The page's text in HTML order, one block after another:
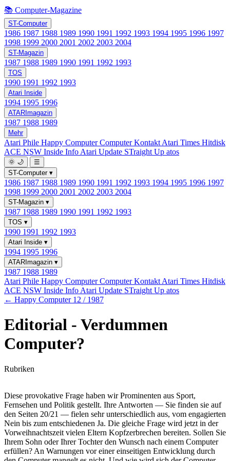
📚 Computer-Magazine
ST-Computer
1986 1987 1988 1989 1990 1991 1992 1993 1994 1995 1996 1997
1998 1999 2000 2001 2002 2003 2004
ST-Magazin
1987 1988 1989 1990 1991 1992 1993
TOS
1990 1991 1992 1993
Atari Inside
1994 1995 1996
ATARImagazin
1987 1988 1989
Mehr
Atari Phile Happy ComputerComputer Kontakt Atari Times Hitdisk
ACE NSW Inside Info Atari Update STraight Up atos
🌞 🌙
☰
ST-Computer ▾
1986 1987 1988 1989 1990 1991 1992 1993 1994 1995 1996 1997
1998 1999 2000 2001 2002 2003 2004
ST-Magazin ▾
1987 1988 1989 1990 1991 1992 1993
TOS ▾
1990 1991 1992 1993
Atari Inside ▾
1994 1995 1996
ATARImagazin ▾
1987 1988 1989
Atari Phile Happy ComputerComputer Kontakt Atari Times Hitdisk
ACE NSW Inside Info Atari Update STraight Up atos
← Happy Computer 12 / 1987
Editorial - Verdummen
Computer?
Rubriken
Diese provokative Frage haben wir Prominenten aus Sport,
Fernsehen und Politik gestellt. Ihre Antworten — Sie finden sie auf
den Seiten 20/21 — fielen sehr unterschiedlich aus, vom engagierten
Nein bis zum entschiedenen Ja. Die gleiche Frage wird jetzt in der
Vorweihnachtszeit vielen Eltern Kopfzerbrechen bereiten. Sollen Sie
Ihrem Sohn oder Ihrer Tochter den Wunsch nach einem Computer
erfüllen? An Warnungen vor einer einseitigen Entwicklung durch